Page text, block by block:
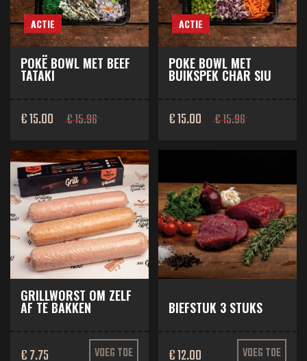
ACTIE
POKË BOWL MET BEEF
TATAKI
€ 15.00 € 15.96
ACTIE
POKE BOWL MET
BUIKSPEK CHAR SIU
€ 15.00 € 15.96
GRILLWORST OM ZELF
AF TE BAKKEN
€ 7.75 VOEG TOE
BIEFSTUK 3 STUKS
€ 12.00 VOEG TOE